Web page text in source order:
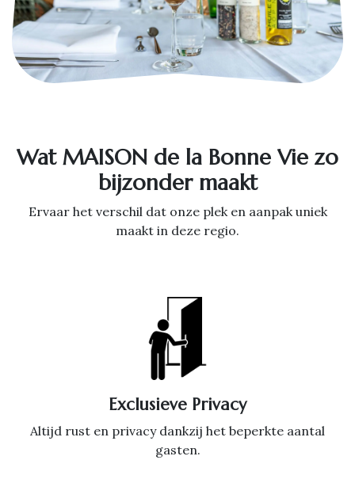
Wat MAISON de la Bonne Vie zo
bijzonder maakt
Ervaar het verschil dat onze plek en aanpak uniek
maakt in deze regio.
Exclusieve Privacy
Altijd rust en privacy dankzij het beperkte aantal
gasten.